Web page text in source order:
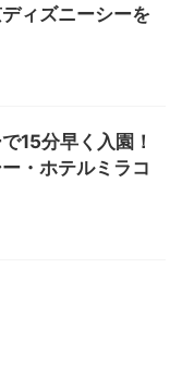
ィズニーシーを
15分早く入園！
・ホテルミラコ